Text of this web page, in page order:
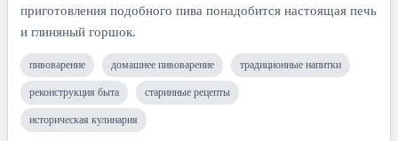
приготовления подобного пива понадобится настоящая печь
и глиняный горшок.
пивоварение домашнее пивоварение традиционные напитки
реконструкция быта старинные рецепты
историческая кулинария